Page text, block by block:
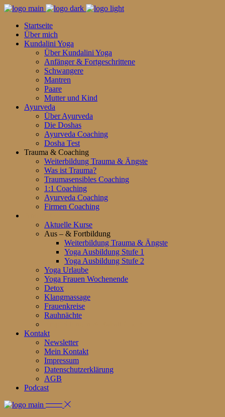
Startseite
Über mich
Kundalini Yoga
Über Kundalini Yoga
Anfänger & Fortgeschrittene
Schwangere
Mantren
Paare
Mutter und Kind
Ayurveda
Über Ayurveda
Die Doshas
Ayurveda Coaching
Dosha Test
Trauma & Coaching
Weiterbildung Trauma & Ängste
Was ist Trauma?
Traumasensibles Coaching
1:1 Coaching
Ayurveda Coaching
Firmen Coaching
Aktuelle Kurse
Aus – & Fortbildung
Weiterbildung Trauma & Ängste
Yoga Ausbildung Stufe 1
Yoga Ausbildung Stufe 2
Yoga Urlaube
Yoga Frauen Wochenende
Detox
Klangmassage
Frauenkreise
Rauhnächte
Kontakt
Newsletter
Mein Kontakt
Impressum
Datenschutzerklärung
AGB
Podcast